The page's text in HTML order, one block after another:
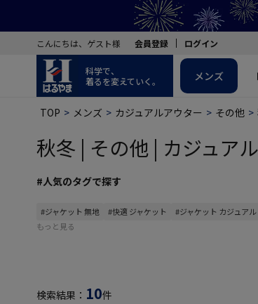
こんにちは、ゲスト様 会員登録 ログイン
科学で、
着るを変えていく。
メンズ
TOP メンズ カジュアルアウター その他
秋冬 | その他 | カジュア
#人気のタグで探す
#ジャケット 無地 #快適 ジャケット #ジャケット カジュアル
もっと見る
検索結果： 10件